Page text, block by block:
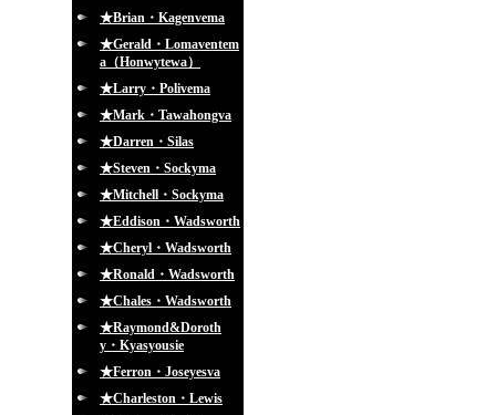
★Brian・Kagenvema
★Gerald・Lomaventem
a（Honwytewa）
★Larry・Polivema
★Mark・Tawahongva
★Darren・Silas
★Steven・Sockyma
★Mitchell・Sockyma
★Eddison・Wadsworth
★Cheryl・Wadsworth
★Ronald・Wadsworth
★Chales・Wadsworth
★Raymond&Doroth
y・Kyasyousie
★Ferron・Joseyesva
★Charleston・Lewis